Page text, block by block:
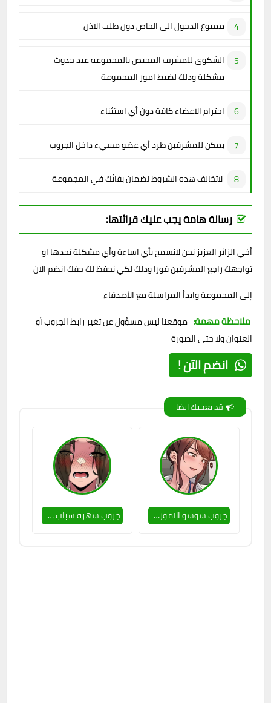
ممنوع الدخول الى الخاص دون طلب الاذن
الشكوى للمشرف المختص بالمجموعة عند حدوث
مشكلة وذلك لضبط امور المجموعة
احترام الاعضاء كافة دون أي استثناء
يمكن للمشرفين طرد أي عضو مسيء داخل الجروب
لاتخالف هذه الشروط لضمان بقائك في المجموعة
رسالة هامة يجب عليك قرائتها:
أخي الزائر العزيز نحن لانسمح بأي اساءة وأي مشكلة تجدها او
تواجهك راجع المشرفين فورا وذلك لكي نحفظ لك حقك انضم الان
إلى المجموعة وابدأ المراسلة مع الأصدقاء
ملاحظة مهمة: موقعنا ليس مسؤول عن تغير رابط الجروب أو
العنوان ولا حتى الصورة
انضم الآن !
قد يعجبك ايضا
جروب سوسو الامورة 🥵👌 جروب سهرة شباب وصبايا 🥵🔥